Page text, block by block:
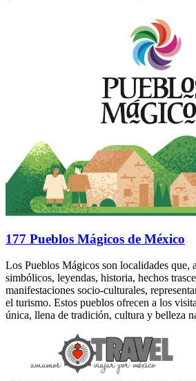
177 Pueblos Mágicos de México
Los Pueblos Mágicos son localidades que,
simbólicos, leyendas, historia, hechos
manifestaciones socio-culturales,
el turismo. Estos pueblos ofrecen a los
única, llena de tradición, cultura y belleza